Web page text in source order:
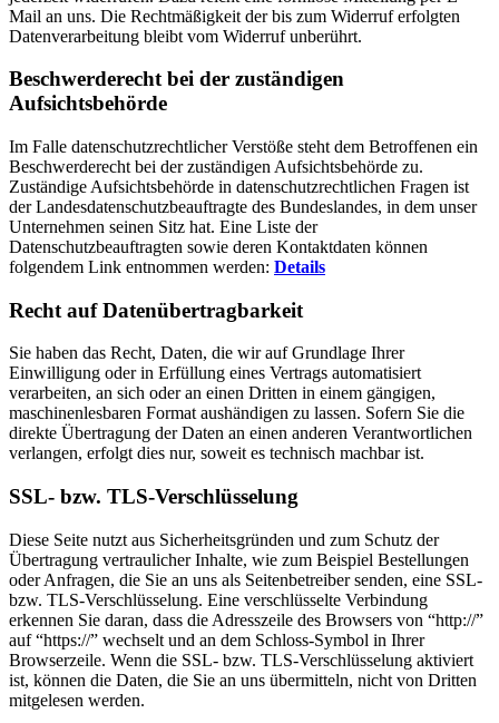
Mail an uns. Die Rechtmäßigkeit der bis zum Widerruf erfolgten
Datenverarbeitung bleibt vom Widerruf unberührt.
Beschwerderecht bei der zuständigen
Aufsichtsbehörde
Im Falle datenschutzrechtlicher Verstöße steht dem Betroffenen ein
Beschwerderecht bei der zuständigen Aufsichtsbehörde zu.
Zuständige Aufsichtsbehörde in datenschutzrechtlichen Fragen ist
der Landesdatenschutzbeauftragte des Bundeslandes, in dem unser
Unternehmen seinen Sitz hat. Eine Liste der
Datenschutzbeauftragten sowie deren Kontaktdaten können
folgendem Link entnommen werden: Details
Recht auf Datenübertragbarkeit
Sie haben das Recht, Daten, die wir auf Grundlage Ihrer
Einwilligung oder in Erfüllung eines Vertrags automatisiert
verarbeiten, an sich oder an einen Dritten in einem gängigen,
maschinenlesbaren Format aushändigen zu lassen. Sofern Sie die
direkte Übertragung der Daten an einen anderen Verantwortlichen
verlangen, erfolgt dies nur, soweit es technisch machbar ist.
SSL- bzw. TLS-Verschlüsselung
Diese Seite nutzt aus Sicherheitsgründen und zum Schutz der
Übertragung vertraulicher Inhalte, wie zum Beispiel Bestellungen
oder Anfragen, die Sie an uns als Seitenbetreiber senden, eine SSL-
bzw. TLS-Verschlüsselung. Eine verschlüsselte Verbindung
erkennen Sie daran, dass die Adresszeile des Browsers von “http://”
auf “https://” wechselt und an dem Schloss-Symbol in Ihrer
Browserzeile. Wenn die SSL- bzw. TLS-Verschlüsselung aktiviert
ist, können die Daten, die Sie an uns übermitteln, nicht von Dritten
mitgelesen werden.